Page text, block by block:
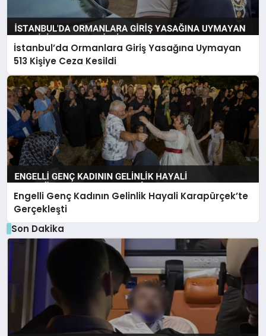
İstanbul’da Ormanlara Giriş Yasağına Uymayan
513 Kişiye Ceza Kesildi
Engelli Genç Kadının Gelinlik Hayali Karapürçek’te
Gerçekleşti
Son Dakika